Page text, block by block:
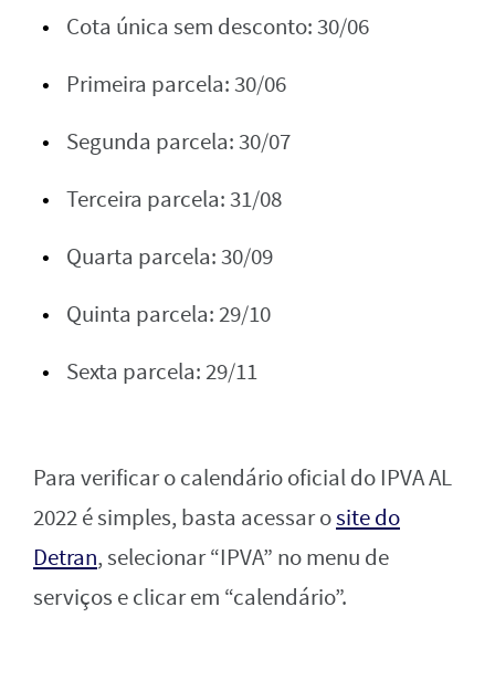
Cota única sem desconto: 30/06
Primeira parcela: 30/06
Segunda parcela: 30/07
Terceira parcela: 31/08
Quarta parcela: 30/09
Quinta parcela: 29/10
Sexta parcela: 29/11
Para verificar o calendário oficial do IPVA AL
2022 é simples, basta acessar osite do
Detran, selecionar “IPVA” no menu de
serviços e clicar em “calendário”.